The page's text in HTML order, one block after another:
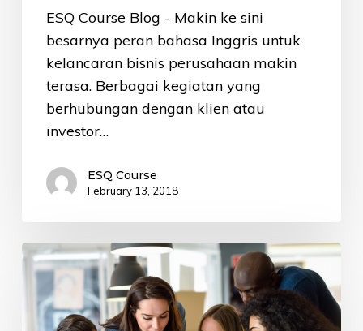
ESQ Course Blog - Makin ke sini
besarnya peran bahasa Inggris untuk
kelancaran bisnis perusahaan makin
terasa. Berbagai kegiatan yang
berhubungan dengan klien atau
investor…
ESQ Course
February 13, 2018
Tempat
Kursus
Bahasa
Inggris